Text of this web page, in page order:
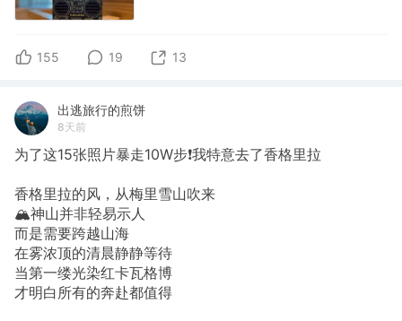
155 19 13
出逃旅行的煎饼
8天前
为了这15张照片暴走10W步❗我特意去了香格里拉
香格里拉的风，从梅里雪山吹来
🏔️神山并非轻易示人
而是需要跨越山海
在雾浓顶的清晨静静等待
当第一缕光染红卡瓦格博
才明白所有的奔赴都值得